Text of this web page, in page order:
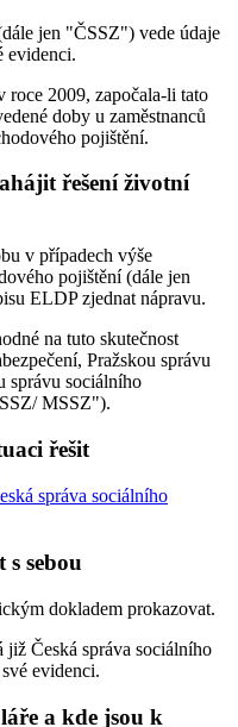
jen "ČSSZ") vede údaje
evidenci.
2009, započala-li tato
doby u zaměstnanců
pojištění.
řešení životní
v případech výše
pojištění (dále jen
ELDP zjednat nápravu.
na tuto skutečnost
Pražskou správu
správu sociálního
MSSZ").
řešit
správa sociálního
sebou
dokladem prokazovat.
Česká správa sociálního
evidenci.
a kde jsou k